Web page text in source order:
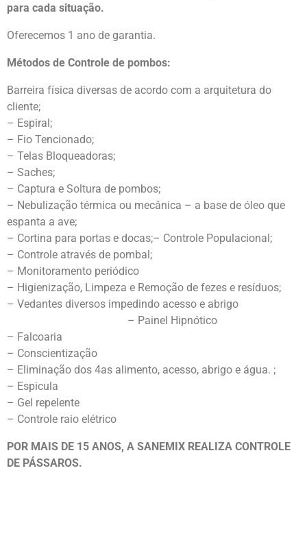
para cada situação.
Oferecemos 1 ano de garantia.
Métodos de Controle de pombos:
Barreira física diversas de acordo com a arquitetura do
cliente;
– Espiral;
– Fio Tencionado;
– Telas Bloqueadoras;
– Saches;
– Captura e Soltura de pombos;
– Nebulização térmica ou mecânica – a base de óleo que
espanta a ave;
– Cortina para portas e docas;– Controle Populacional;
– Controle através de pombal;
– Monitoramento periódico
– Higienização, Limpeza e Remoção de fezes e resíduos;
– Vedantes diversos impedindo acesso e abrigo
– Painel Hipnótico
– Falcoaria
– Conscientização
– Eliminação dos 4as alimento, acesso, abrigo e água. ;
– Espicula
– Gel repelente
– Controle raio elétrico
POR MAIS DE 15 ANOS, A SANEMIX REALIZA CONTROLE
DE PÁSSAROS.